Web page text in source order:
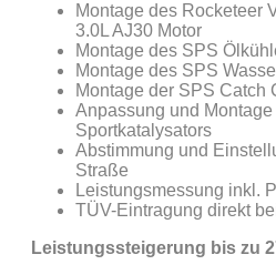
Montage des Rocketeer
3.0L AJ30 Motor
Montage des SPS
Montage des SPS
Montage der SPS Catch
Anpassung und
Sportkatalysators
Abstimmung und
Straße
Leistungsmessung inkl.
TÜV-Eintragung direkt
Leistungssteigerung bis zu